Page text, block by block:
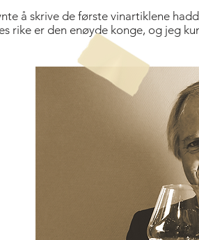
å skrive de første vinartiklene
rike er den enøyde konge, og jeg